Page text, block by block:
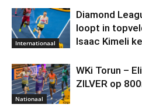
Internationaal
Diamond
loopt in
Isaac Kimeli
Nationaal
WKi Torun –
ZILVER op